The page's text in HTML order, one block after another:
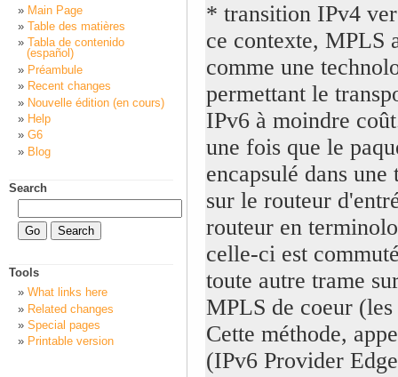
* transition IPv4
ce contexte, MPLS
comme une
permettant le
IPv6 à moindre
une fois que le
encapsulé dans
sur le routeur
routeur en
celle-ci est
toute autre trame
MPLS de coeur
Cette méthode,
(IPv6 Provider
Main Page
Table des matières
Tabla de contenido
(español)
Préambule
Recent changes
Nouvelle édition (en cours)
Help
G6
Blog
Search
Tools
What links here
Related changes
Special pages
Printable version